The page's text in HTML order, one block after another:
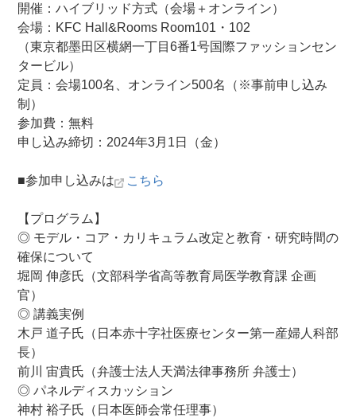
開催：ハイブリッド方式（会場＋オンライン）
会場：KFC Hall&Rooms Room101・102
（東京都墨田区横網一丁目6番1号国際ファッションセン
タービル）
定員：会場100名、オンライン500名（※事前申し込み
制）
参加費：無料
申し込み締切：2024年3月1日（金）
■参加申し込みは こちら
【プログラム】
◎ モデル・コア・カリキュラム改定と教育・研究時間の
確保について
堀岡 伸彦氏（文部科学省高等教育局医学教育課 企画
官）
◎ 講義実例
木戸 道子氏（日本赤十字社医療センター第一産婦人科部
長）
前川 宙貴氏（弁護士法人天満法律事務所 弁護士）
◎ パネルディスカッション
神村 裕子氏（日本医師会常任理事）